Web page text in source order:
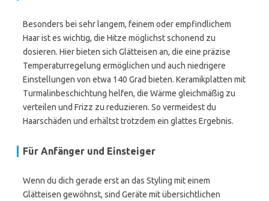
Besonders bei sehr langem, feinem oder empfindlichem
Haar ist es wichtig, die Hitze möglichst schonend zu
dosieren. Hier bieten sich Glätteisen an, die eine präzise
Temperaturregelung ermöglichen und auch niedrigere
Einstellungen von etwa 140 Grad bieten. Keramikplatten mit
Turmalinbeschichtung helfen, die Wärme gleichmäßig zu
verteilen und Frizz zu reduzieren. So vermeidest du
Haarschäden und erhältst trotzdem ein glattes Ergebnis.
Für Anfänger und Einsteiger
Wenn du dich gerade erst an das Styling mit einem
Glätteisen gewöhnst, sind Geräte mit übersichtlichen